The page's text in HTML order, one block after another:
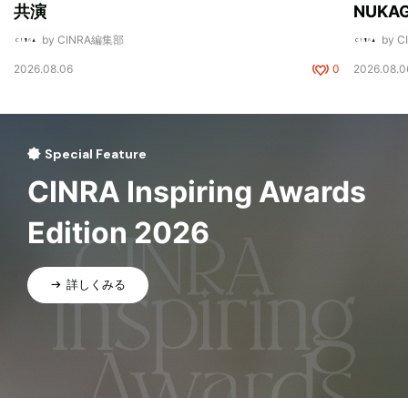
共演
by CINRA編集部
2026.08.06 0
by
Special Feature
CINRA Inspiring Awards
Edition 2026
詳しくみる